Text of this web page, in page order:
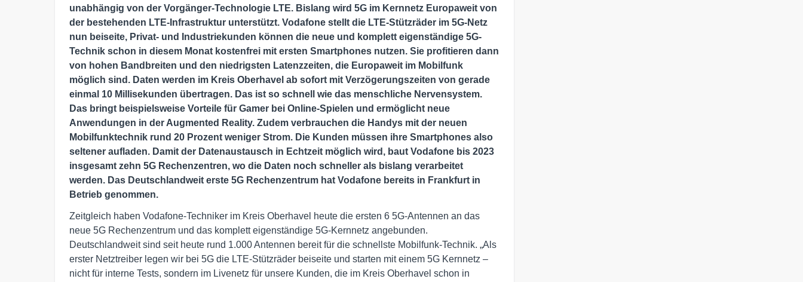
unabhängig von der Vorgänger-Technologie LTE. Bislang wird 5G im Kernnetz Europaweit von
der bestehenden LTE-Infrastruktur unterstützt. Vodafone stellt die LTE-Stützräder im 5G-Netz
nun beiseite, Privat- und Industriekunden können die neue und komplett eigenständige 5G-
Technik schon in diesem Monat kostenfrei mit ersten Smartphones nutzen. Sie profitieren dann
von hohen Bandbreiten und den niedrigsten Latenzzeiten, die Europaweit im Mobilfunk
möglich sind. Daten werden im Kreis Oberhavel ab sofort mit Verzögerungszeiten von gerade
einmal 10 Millisekunden übertragen. Das ist so schnell wie das menschliche Nervensystem.
Das bringt beispielsweise Vorteile für Gamer bei Online-Spielen und ermöglicht neue
Anwendungen in der Augmented Reality. Zudem verbrauchen die Handys mit der neuen
Mobilfunktechnik rund 20 Prozent weniger Strom. Die Kunden müssen ihre Smartphones also
seltener aufladen. Damit der Datenaustausch in Echtzeit möglich wird, baut Vodafone bis 2023
insgesamt zehn 5G Rechenzentren, wo die Daten noch schneller als bislang verarbeitet
werden. Das Deutschlandweit erste 5G Rechenzentrum hat Vodafone bereits in Frankfurt in
Betrieb genommen.
Zeitgleich haben Vodafone-Techniker im Kreis Oberhavel heute die ersten 6 5G-Antennen an das
neue 5G Rechenzentrum und das komplett eigenständige 5G-Kernnetz angebunden.
Deutschlandweit sind seit heute rund 1.000 Antennen bereit für die schnellste Mobilfunk-Technik. „Als
erster Netztreiber legen wir bei 5G die LTE-Stützräder beiseite und starten mit einem 5G Kernnetz –
nicht für interne Tests, sondern im Livenetz für unsere Kunden, die im Kreis Oberhavel schon in